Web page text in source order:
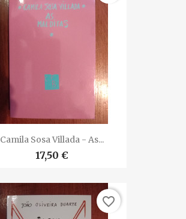
Camila Sosa Villada - As...
17,50 €
favorite_border